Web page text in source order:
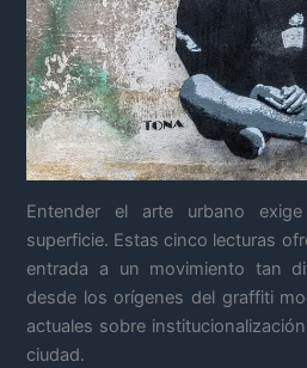
Entender el arte urbano
superficie. Estas cinco lecturas
entrada a un movimiento tan
desde los orígenes del graffiti
actuales sobre
ciudad.